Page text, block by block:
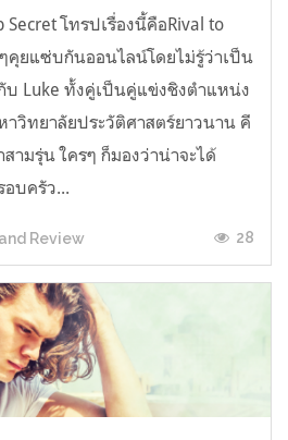
Secret โทรปเรื่องนี้คือRival to
คุยแซ่บกันออนไลน์โดยไม่รู้ว่าเป็น
บ Luke ทั้งคู่เป็นคู่แข่งชิงตำแหน่ง
วิทยาลัยประวัติศาสตร์ยาวนาน คี
ามรุ่น ใครๆ ก็มองว่าน่าจะได้
บครัว...
Review 28